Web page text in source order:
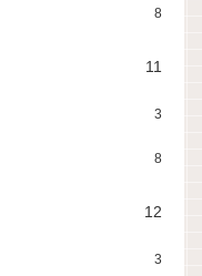
8
11
3
8
12
3